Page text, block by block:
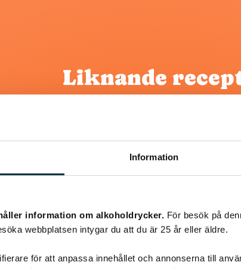
Information
information om alkoholdrycker. För besök på
webbplatsen intygar du att du är 25 år eller äldre.
för att anpassa innehållet och annonserna till
Liknande